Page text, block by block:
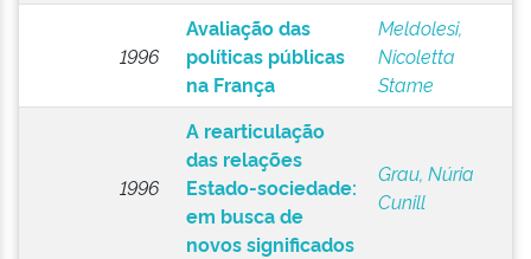
1996
Avaliação das
políticas públicas
na França
Meldolesi,
Nicoletta
Stame
1996
A rearticulação
das relações
Estado-sociedade:
em busca de
novos significados
Grau, Núria
Cunill